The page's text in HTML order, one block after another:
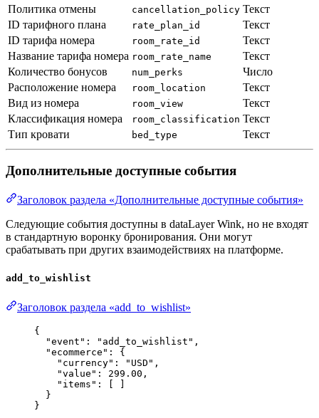
Политика отмены
cancellation_policy Текст
ID тарифного плана
rate_plan_id
Текст
ID тарифа номера
room_rate_id
Текст
Название тарифа номера room_rate_name
Текст
Количество бонусов
num_perks
Число
Расположение номера
room_location
Текст
Вид из номера
room_view
Текст
Классификация номера
room_classification Текст
Тип кровати
bed_type Текст
Дополнительные доступные события
Заголовок раздела «Дополнительные доступные события»
Следующие события доступны в dataLayer Wink, но не входят
в стандартную воронку бронирования. Они могут
срабатывать при других взаимодействиях на платформе.
add_to_wishlist
Заголовок раздела «add_to_wishlist»
{
"event" : " add_to_wishlist " ,
"ecommerce" : {
"currency" : " USD " ,
"value" : 299.00 ,
"items" : [ ]
}
}